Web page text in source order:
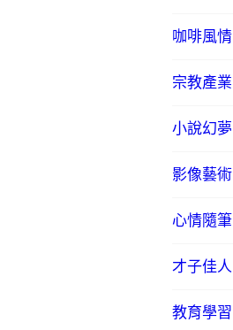
咖啡風情
宗教產業
小說幻夢
影像藝術
心情隨筆
才子佳人
教育學習